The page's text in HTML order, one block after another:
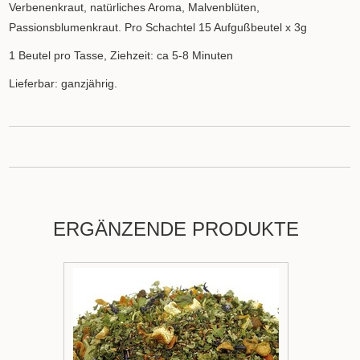
Verbenenkraut, natürliches Aroma, Malvenblüten,
Passionsblumenkraut. Pro Schachtel 15 Aufgußbeutel x 3g
1 Beutel pro Tasse, Ziehzeit: ca 5-8 Minuten
Lieferbar: ganzjährig.
ERGÄNZENDE PRODUKTE